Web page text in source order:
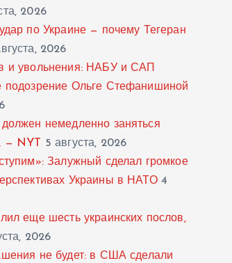
2026
по Украине — почему Тегеран
2026
и увольнения: НАБУ и САП
подозрение Ольге Стефанишиной
немедленно заняться
— NYT
5 августа, 2026
Залужный сделал громкое
Украины в НАТО 4
еще шесть украинских послов,
2026
не будет: в США сделали